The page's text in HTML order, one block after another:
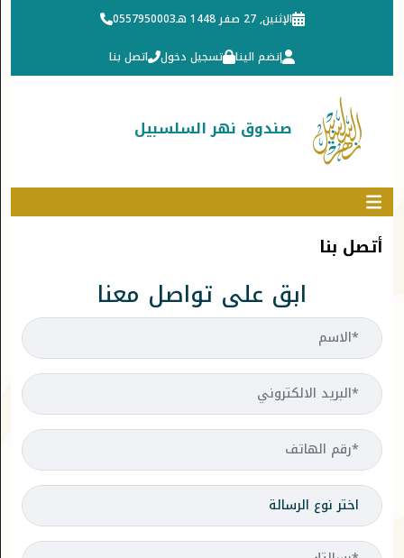
الإثنين, 27 صفر 1448 هـ
0557950003
إنضم الينا
تسجيل دخول اتصل بنا
صندوق نهر السلسبيل
أتصل بنا
ابق على تواصل معنا